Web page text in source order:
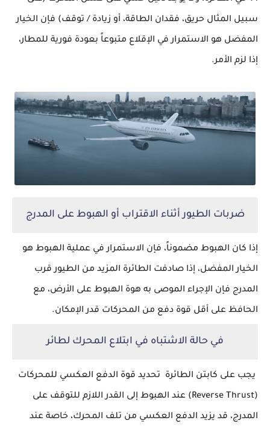
سبيل المثال حريق، فقدان الطاقة، أو زيادة / توقف) فإن الخيار
المفضل هو الاستمرار في الإقلاع متبوعاً بعودة فورية للمطار،
إذا لزم الأمر.
ضربات الطيور أثناء الاقتراب أو الهبوط على المدرج
إذا كان الهبوط مضموناً، فإن الاستمرار في عملية الهبوط هو
الخيار المفضل، إذا صادفت الطائرة المزيد من الطيور قرب
المدرج فإن الإجراء الموصى به هوة الهبوط على الأرض، مع
الحافظ على أقل قوة دفع من المحركات قدر الإمكان.
في حالة الاشتباه في ابتلاع المحرك لطائر
يجب على كابتن الطائرة تحديد قوة الدفع العكسي للمحركات
(
Reverse Thrust) عند الهبوط إلى القدر اللازم للتوقف على
المدرج، قد يزيد الدفع العكسي من تلف المحرك، خاصة عند